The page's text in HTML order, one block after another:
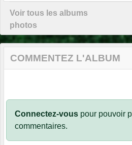
Voir tous les albums
photos
COMMENTEZ L'ALBUM
Connectez-vous pour pouvoir
commentaires.